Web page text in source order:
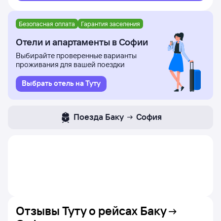
Безопасная оплата Гарантия заселения
Отели и апартаменты в Софии
Выбирайте проверенные варианты
проживания для вашей поездки
Выбрать отель на Туту
Поезда Баку София
Отзывы Туту о рейсах Баку